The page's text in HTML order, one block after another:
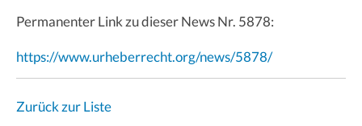
Permanenter Link zu dieser News Nr. 5878:
https://www.urheberrecht.org/news/5878/
Zurück zur Liste